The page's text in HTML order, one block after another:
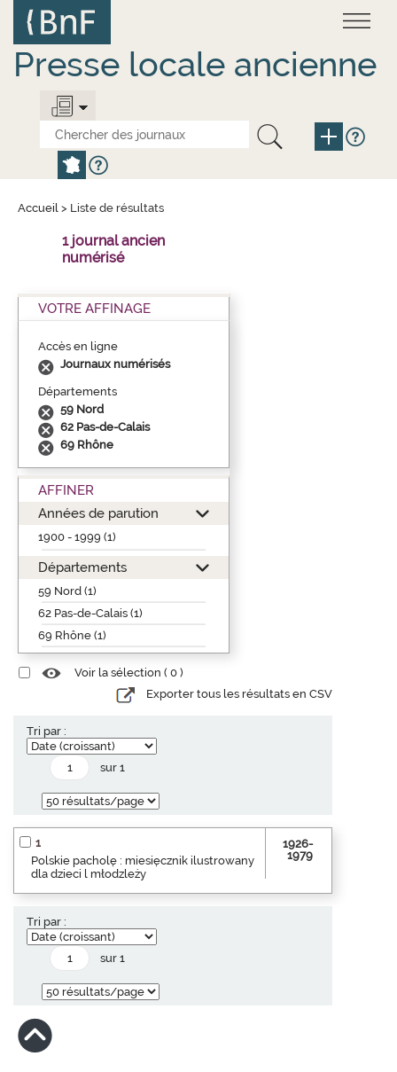
contenu
principal
Presse locale ancienne
Accueil > Liste de résultats
1 journal ancien
numérisé
VOTRE AFFINAGE
Accès en ligne
Journaux numérisés
Départements
59 Nord
62 Pas-de-Calais
69 Rhône
AFFINER
Années de parution
1900 - 1999 (1)
Départements
59 Nord (1)
62 Pas-de-Calais (1)
69 Rhône (1)
Voir la sélection ( 0 )
Exporter tous les résultats en CSV
Tri par :
sur 1
1
Polskie pacholę : miesięcznik ilustrowany
dla dzieci l młodzleży
1926-
1979
Tri par :
sur 1
Panneau de gestion des cookies